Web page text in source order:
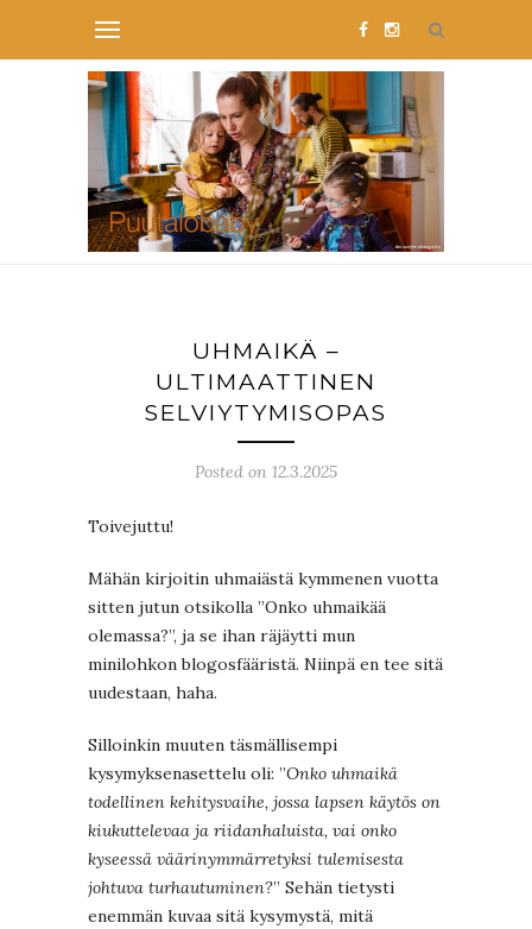
UHMAIKÄ –
ULTIMAATTINEN
SELVIYTYMISOPAS
Posted on 12.3.2025
Toivejuttu!
Mähän kirjoitin uhmaiästä kymmenen vuotta
sitten jutun otsikolla ”Onko uhmaikää
olemassa?”, ja se ihan räjäytti mun
minilohkon blogosfääristä. Niinpä en tee sitä
uudestaan, haha.
Silloinkin muuten täsmällisempi
kysymyksenasettelu oli: ”Onko uhmaikä
todellinen kehitysvaihe, jossa lapsen käytös on
kiukuttelevaa ja riidanhaluista, vai onko
kyseessä väärinymmärretyksi tulemisesta
johtuva turhautuminen?” Sehän tietysti
enemmän kuvaa sitä kysymystä, mitä